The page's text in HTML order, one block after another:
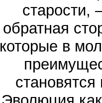
старости,
обратная
которые в